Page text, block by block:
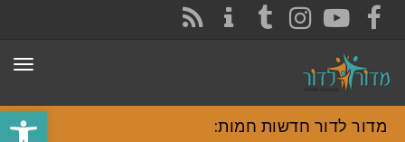
פתח
FACEBOOK
YOUTUBE
INSTAGRAM
TUMBLR
מדור לדור חדשות חמות: